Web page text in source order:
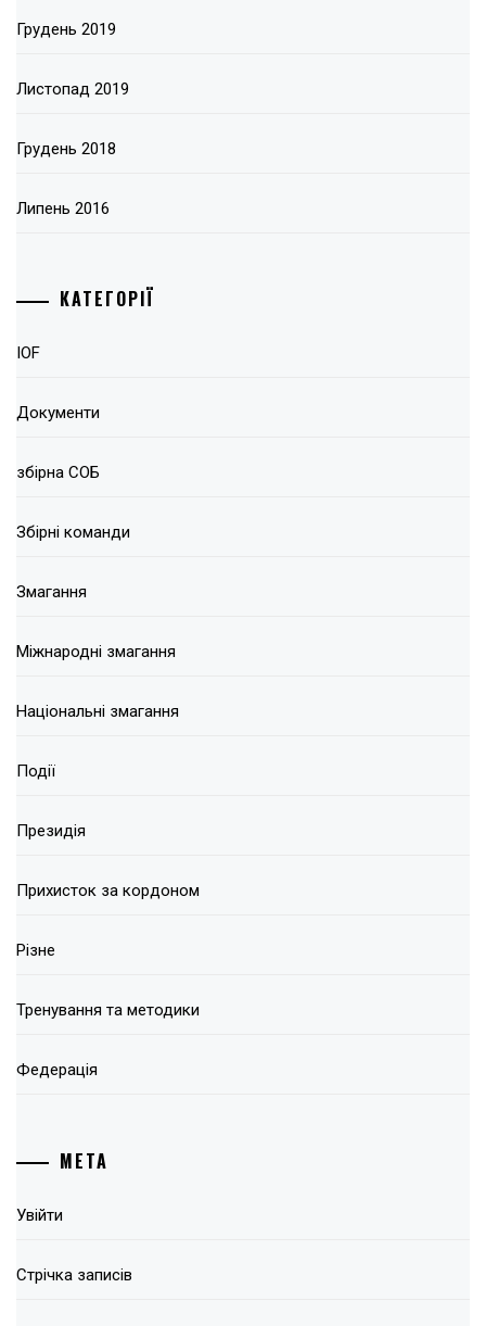
Грудень 2019
Листопад 2019
Грудень 2018
Липень 2016
КАТЕГОРІЇ
IOF
Документи
збірна СОБ
Збірні команди
Змагання
Міжнародні змагання
Національні змагання
Події
Президія
Прихисток за кордоном
Різне
Тренування та методики
Федерація
МЕТА
Увійти
Стрічка записів